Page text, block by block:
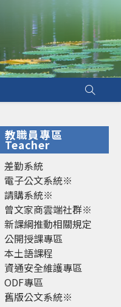
教職員專區
Teacher
差勤系統
電子公文系統※
請購系統※
曾文家商雲端社群※
新課綱推動相關規定
公開授課專區
本土語課程
資通安全維護專區
ODF專區
舊版公文系統※